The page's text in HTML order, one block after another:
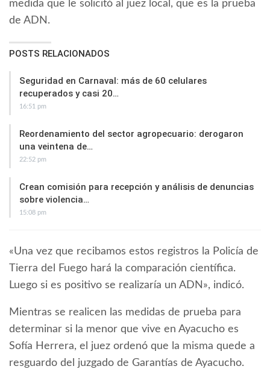
medida que le solicitó al juez local, que es la prueba
de ADN.
POSTS RELACIONADOS
Seguridad en Carnaval: más de 60 celulares
recuperados y casi 20…
16:51 pm
Reordenamiento del sector agropecuario: derogaron
una veintena de…
22:52 pm
Crean comisión para recepción y análisis de denuncias
sobre violencia…
15:08 pm
«Una vez que recibamos estos registros la Policía de
Tierra del Fuego hará la comparación científica.
Luego si es positivo se realizaría un ADN», indicó.
Mientras se realicen las medidas de prueba para
determinar si la menor que vive en Ayacucho es
Sofía Herrera, el juez ordenó que la misma quede a
resguardo del juzgado de Garantías de Ayacucho.